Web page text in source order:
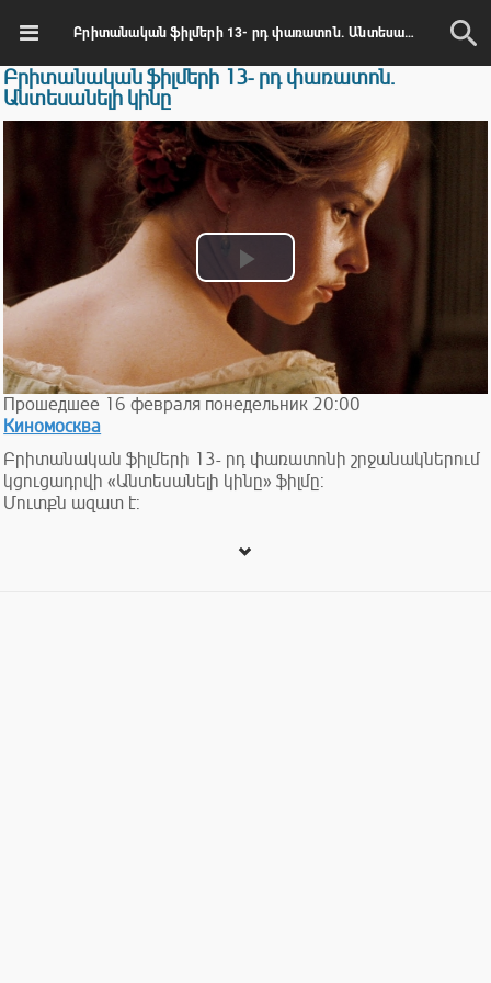
Բրիտանական ֆիլմերի 13- րդ փառատոն. Անտեսանելի կինը
Բրիտանական ֆիլմերի 13- րդ փառատոն.
Անտեսանելի կինը
Play
Video
Прошедшее 16 февраля понедельник 20:00
Киномосква
Բրիտանական ֆիլմերի 13- րդ փառատոնի շրջանակներում
կցուցադրվի «Անտեսանելի կինը» ֆիլմը:
Մուտքն ազատ է: